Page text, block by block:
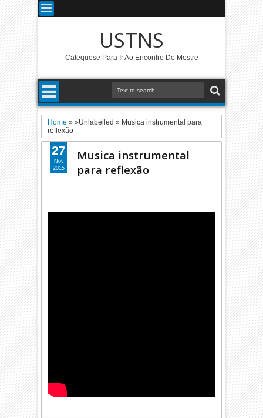
USTNS
Catequese Para Ir Ao Encontro Do Mestre
Home » »Unlabelled » Musica instrumental para
reflexão
Musica instrumental
para reflexão
27
Nov
2015